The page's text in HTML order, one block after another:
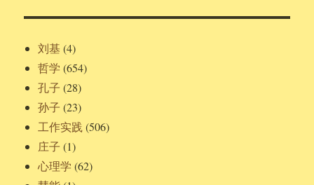
刘基 (4)
哲学 (654)
孔子 (28)
孙子 (23)
工作实践 (506)
庄子 (1)
心理学 (62)